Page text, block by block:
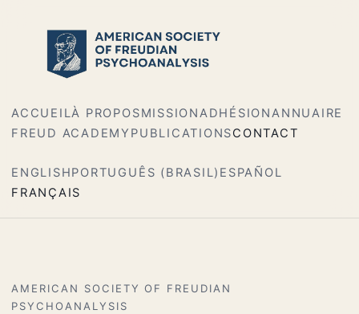
ACCUEILÀ PROPOSMISSIONADHÉSIONANNUAIRE
FREUD ACADEMY PUBLICATIONSCONTACT
ENGLISHPORTUGUÊS (BRASIL) ESPAÑOL
FRANÇAIS
AMERICAN SOCIETY OF FREUDIAN
PSYCHOANALYSIS